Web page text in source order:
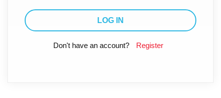
Don't have an account? Register